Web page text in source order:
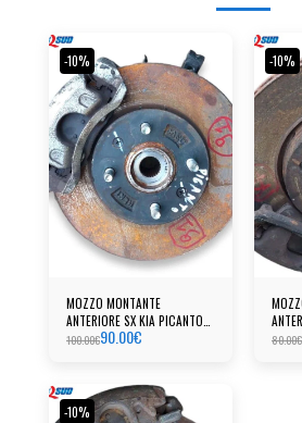
-10%
MOZZO MONTANTE
ANTERIORE SX KIA PICANTO
(2019)
100.00€90.00€
-10%
80.00€
-10%